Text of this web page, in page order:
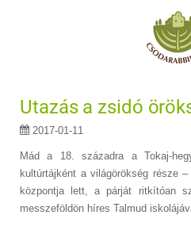
Utazás a zsidó
2017-01-11
Mád a 18. századra a Tokaj-
kultúrtájként a világörökség része
központja lett, a párját ritkítóan
messzeföldön híres Talmud